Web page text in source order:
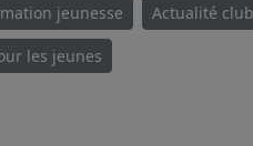
jeunesse Actualité club
les jeunes